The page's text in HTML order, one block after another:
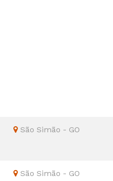
São Simão - GO
São Simão - GO